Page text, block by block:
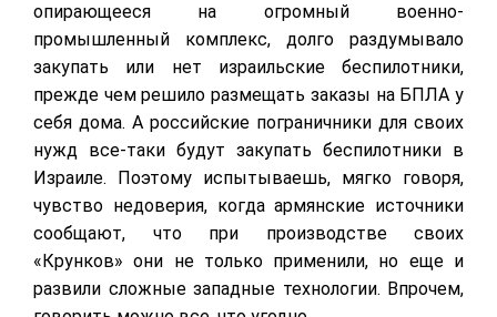
опирающееся на огромный военно-
промышленный комплекс, долго раздумывало
закупать или нет израильские беспилотники,
прежде чем решило размещать заказы на БПЛА у
себя дома. А российские пограничники для своих
нужд все-таки будут закупать беспилотники в
Израиле. Поэтому испытываешь, мягко говоря,
чувство недоверия, когда армянские источники
сообщают, что при производстве своих
«Крунков» они не только применили, но еще и
развили сложные западные технологии. Впрочем,